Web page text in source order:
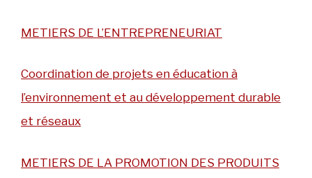
METIERS DE L’ENTREPRENEURIAT
Coordination de projets en éducation à
l’environnement et au développement durable
et réseaux
METIERS DE LA PROMOTION DES PRODUITS